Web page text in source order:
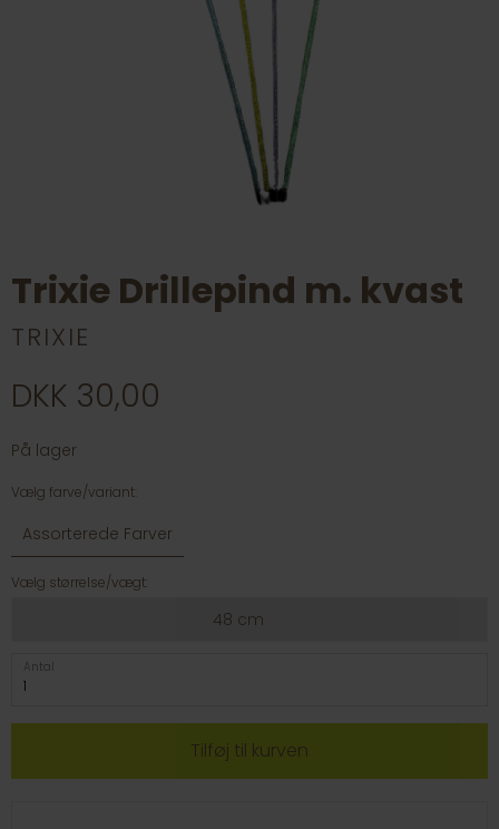
Trixie Drillepind m. kvast
TRIXIE
DKK 30,00
På lager
Vælg farve/variant:
Assorterede Farver
Vælg størrelse/vægt:
48 cm
Antal